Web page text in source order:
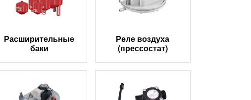
Расширительные
баки
Реле воздуха
(прессостат)